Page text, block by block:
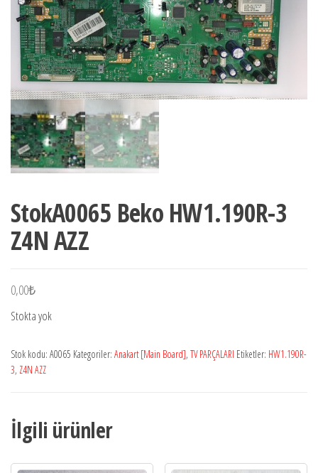
StokA0065 Beko HW1.190R-3
Z4N AZZ
0,00₺
Stokta yok
Stok kodu: A0065 Kategoriler: Anakart [Main Board], TV PARÇALARI Etiketler: HW1.190R-
3, Z4N AZZ
İlgili ürünler